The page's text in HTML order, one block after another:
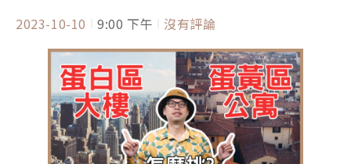
2023-10-10 9:00 下午 沒有評論